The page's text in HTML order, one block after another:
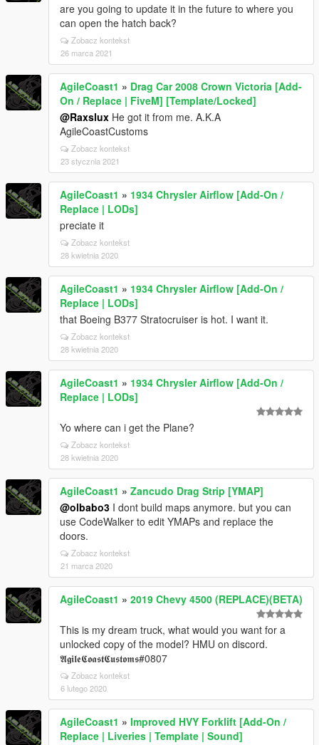
are you going to update it in the future to where you
can open the hatch back?
Zobacz kontekst
26 marca 2021
AgileCoast1 » Drag Car 2008 Crown Victoria [Add-
On / Replace | FiveM] [Template/Locked]
@Raxslux He got it from me. A.K.A
AgileCoastCustoms
Zobacz kontekst
23 stycznia 2021
AgileCoast1 » 1934 Chrysler Airflow [Add-On /
Replace | LODs]
preciate it
Zobacz kontekst
28 kwietnia 2020
AgileCoast1 » 1934 Chrysler Airflow [Add-On /
Replace | LODs]
that Boeing B377 Stratocruiser is hot. I want it.
Zobacz kontekst
28 kwietnia 2020
AgileCoast1 » 1934 Chrysler Airflow [Add-On /
Replace | LODs]
Yo where can i get the Plane?
Zobacz kontekst
28 kwietnia 2020
AgileCoast1 » Zancudo Drag Strip [YMAP]
@olbabo3 I dont build maps anymore. but you can
use CodeWalker to edit YMAPs and replace the
doors.
Zobacz kontekst
21 marca 2020
AgileCoast1 » 2019 Chevy 4500 (REPLACE)(BETA)
This is my dream truck, what would you want for a
unlocked copy of the model? HMU on discord.
𝕬𝖌𝖎𝖑𝖊𝕮𝖔𝖆𝖘𝖙𝕮𝖚𝖘𝖙𝖔𝖒𝖘#0807
Zobacz kontekst
6 lutego 2020
AgileCoast1 » Improved HVY Forklift [Add-On /
Replace | Liveries | Template | Sound]